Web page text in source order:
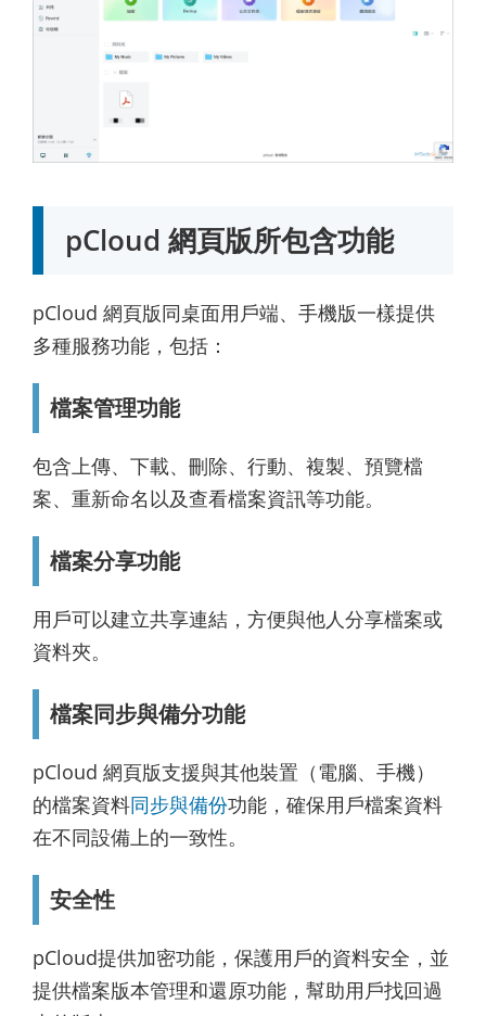
pCloud 網頁版所包含功能
pCloud 網頁版同桌面用戶端、手機版一樣提供
多種服務功能，包括：
檔案管理功能
包含上傳、下載、刪除、行動、複製、預覽檔
案、重新命名以及查看檔案資訊等功能。
檔案分享功能
用戶可以建立共享連結，方便與他人分享檔案或
資料夾。
檔案同步與備分功能
pCloud 網頁版支援與其他裝置（電腦、手機）
的檔案資料同步與備份功能，確保用戶檔案資料
在不同設備上的一致性。
安全性
pCloud提供加密功能，保護用戶的資料安全，並
提供檔案版本管理和還原功能，幫助用戶找回過